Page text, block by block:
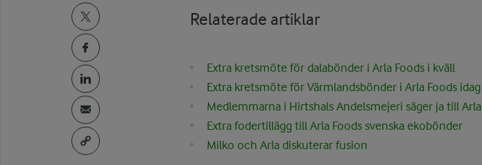
Relaterade artiklar
Extra kretsmöte för dalabönder i Arla Foods i kväll
Extra kretsmöte för Värmlandsbönder i Arla Foods idag
Medlemmarna i Hirtshals Andelsmejeri säger ja till Arla
Extra fodertillägg till Arla Foods svenska ekobönder
Milko och Arla diskuterar fusion